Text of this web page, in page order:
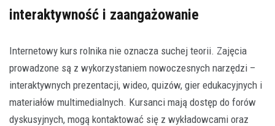
interaktywność i zaangażowanie
Internetowy kurs rolnika nie oznacza suchej teorii. Zajęcia
prowadzone są z wykorzystaniem nowoczesnych narzędzi –
interaktywnych prezentacji, wideo, quizów, gier edukacyjnych i
materiałów multimedialnych. Kursanci mają dostęp do forów
dyskusyjnych, mogą kontaktować się z wykładowcami oraz